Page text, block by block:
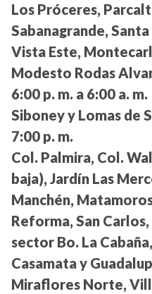
Los Próceres,
Sabanagrande,
Vista Este,
Modesto Rodas
6:00 p. m. a 6:00 a. m.
Siboney y Lomas de
7:00 p. m.
Col. Palmira, Col.
baja), Jardín Las
Manchén,
Reforma, San
sector Bo. La
Casamata y
Miraflores Norte,